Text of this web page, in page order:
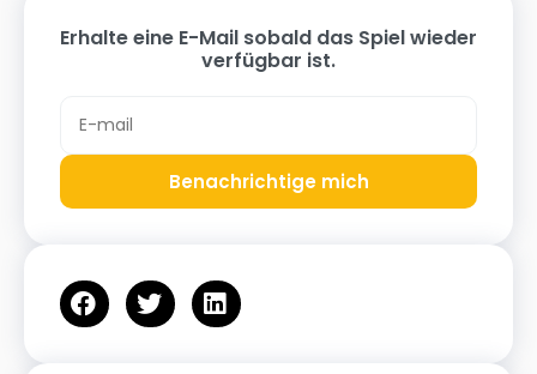
Erhalte eine E-Mail sobald das Spiel wieder
verfügbar ist.
Benachrichtige mich